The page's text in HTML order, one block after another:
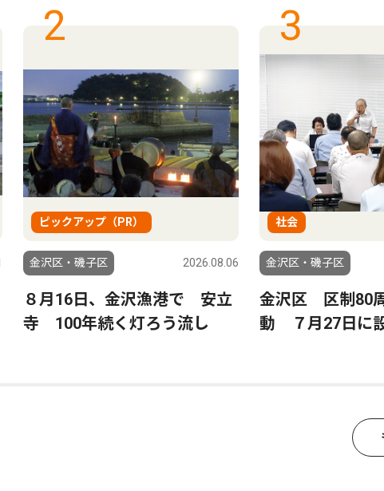
2
ピックアップ（PR）
金沢区・磯子区 2026.08.06
８月16日、金沢漁港で 安立
寺 100年続く灯ろう流し
3
社会
金沢区・磯子区
金沢区 区制80
動 ７月27日に